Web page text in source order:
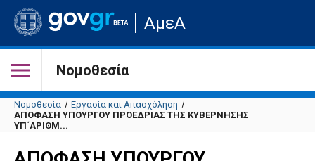
Μετάβαση
στην
σελίδα
του
ΑμεΑ
Νομοθεσία
Νομοθεσία
Εργασία και Απασχόληση
ΑΠΟΦΑΣΗ ΥΠΟΥΡΓΟΥ ΠΡΟΕΔΡΙΑΣ ΤΗΣ ΚΥΒΕΡΝΗΣΗΣ
ΥΠ΄ΑΡΙΘΜ...